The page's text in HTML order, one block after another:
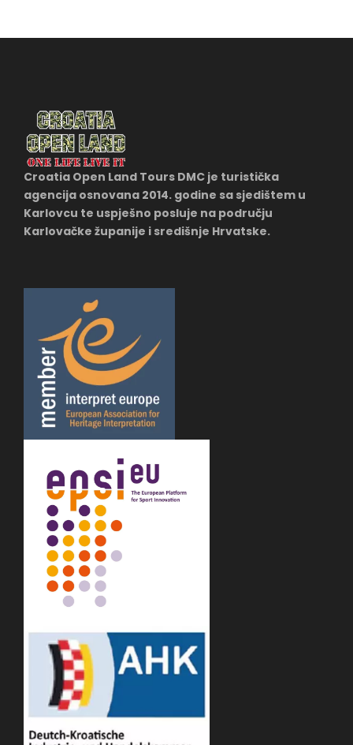
Croatia Open Land Tours DMC je turistička
agencija osnovana 2014. godine sa sjedištem u
Karlovcu te uspješno posluje na području
Karlovačke županije i središnje Hrvatske.